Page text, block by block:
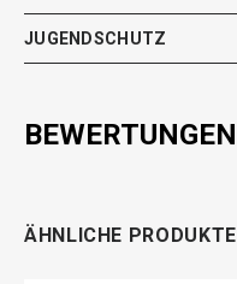
JUGENDSCHUTZ
BEWERTUNGEN
ÄHNLICHE PRODUKTE